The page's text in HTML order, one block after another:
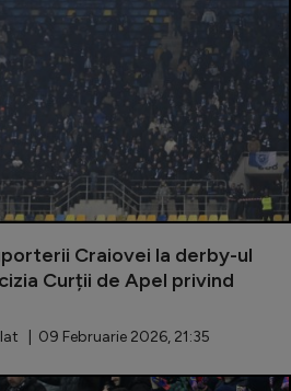
League
League
Craiovei la derby-ul
Curții de Apel privind
| 09 Februarie 2026, 21:35